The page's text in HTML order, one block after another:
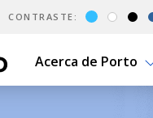
CONTRASTE:
Acerca de Porto
tu